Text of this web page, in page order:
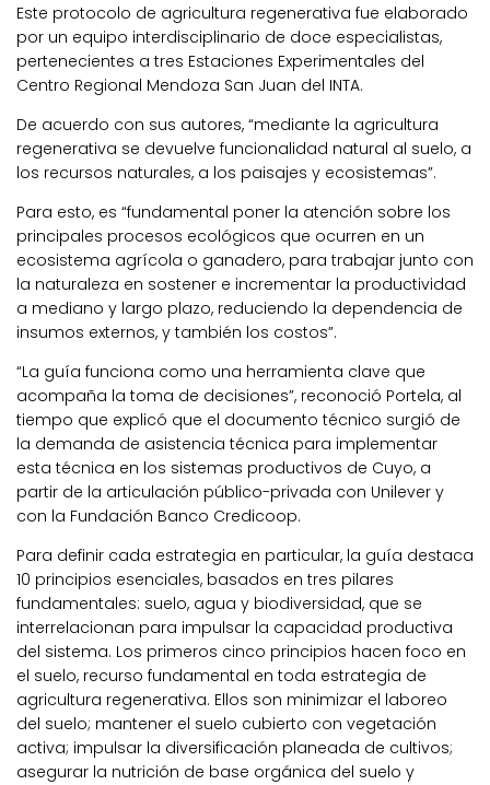
Este protocolo de agricultura regenerativa fue elaborado
por un equipo interdisciplinario de doce especialistas,
pertenecientes a tres Estaciones Experimentales del
Centro Regional Mendoza San Juan del INTA.
De acuerdo con sus autores, “mediante la agricultura
regenerativa se devuelve funcionalidad natural al suelo, a
los recursos naturales, a los paisajes y ecosistemas”.
Para esto, es “fundamental poner la atención sobre los
principales procesos ecológicos que ocurren en un
ecosistema agrícola o ganadero, para trabajar junto con
la naturaleza en sostener e incrementar la productividad
a mediano y largo plazo, reduciendo la dependencia de
insumos externos, y también los costos”.
“La guía funciona como una herramienta clave que
acompaña la toma de decisiones”, reconoció Portela, al
tiempo que explicó que el documento técnico surgió de
la demanda de asistencia técnica para implementar
esta técnica en los sistemas productivos de Cuyo, a
partir de la articulación público-privada con Unilever y
con la Fundación Banco Credicoop.
Para definir cada estrategia en particular, la guía destaca
10 principios esenciales, basados en tres pilares
fundamentales: suelo, agua y biodiversidad, que se
interrelacionan para impulsar la capacidad productiva
del sistema. Los primeros cinco principios hacen foco en
el suelo, recurso fundamental en toda estrategia de
agricultura regenerativa. Ellos son minimizar el laboreo
del suelo; mantener el suelo cubierto con vegetación
activa; impulsar la diversificación planeada de cultivos;
asegurar la nutrición de base orgánica del suelo y